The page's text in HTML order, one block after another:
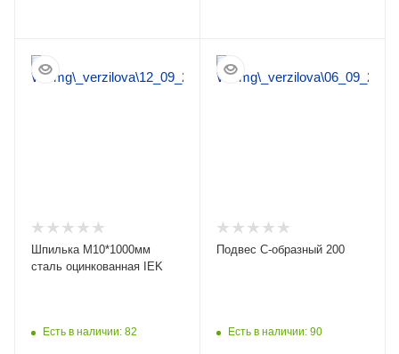
Шпилька М10*1000мм
сталь оцинкованная IEK
Есть в наличии: 82
Подвес С-образный 200
Есть в наличии: 90